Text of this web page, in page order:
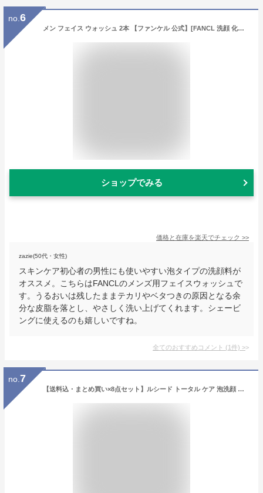
no. 6
メン フェイス ウォッシュ 2本 【ファンケル 公式】[FANCL 洗顔 化粧品 洗顔フォーム 洗顔料 メンズ 男性 泡洗顔 泡洗顔料 泡 メンズコスメ スキンケア 無添加 洗顔石鹸 石けん 洗顔せっけん 毛穴 シェービングフォーム 男性用化粧品 フェイスソープ フェイスウォッシュ]
ショップでみる
価格と在庫を楽天でチェック >>
zazie(50代・女性)
スキンケア初心者の男性にも使いやすい泡タイプの洗顔料が
オススメ。こちらはFANCLのメンズ用フェイスウォッシュで
す。うるおいは残したままテカリやベタつきの原因となる余
分な皮脂を落とし、やさしく洗い上げてくれます。シェービ
ングに使えるのも嬉しいですね。
全てのおすすめコメント (1件) >
no. 7
【送料込・まとめ買い×8点セット】ルシード トータル ケア 泡洗顔 つめかえ用 130g入